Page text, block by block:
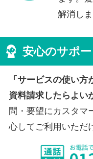
解消し
安心のサポー
「サービスの使い
資料請求したらよい
問・要望にカスタマ
心してご利用いただ